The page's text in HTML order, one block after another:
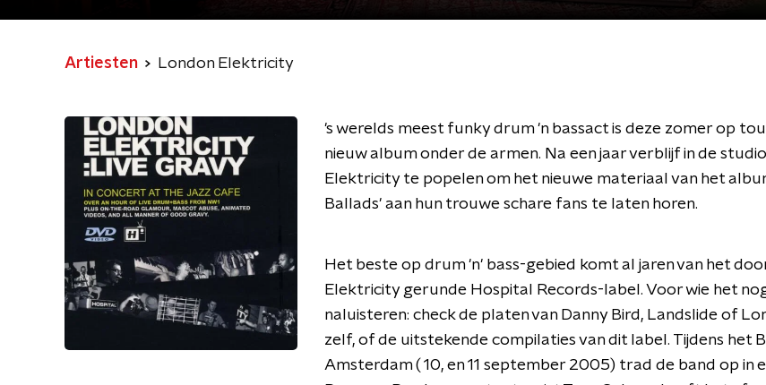
Artiesten London Elektricity
's werelds meest funky drum 'n bassact is deze zomer op
nieuw album onder de armen. Na een jaar verblijf in de
Elektricity te popelen om het nieuwe materiaal van het
Ballads' aan hun trouwe schare fans te laten horen.
Het beste op drum 'n' bass-gebied komt al jaren van het
Elektricity gerunde Hospital Records-label. Voor wie het nog
naluisteren: check de platen van Danny Bird, Landslide of
zelf, of de uitstekende compilaties van dit label. Tijdens het
Amsterdam ( 10, en 11 september 2005) trad de band op in